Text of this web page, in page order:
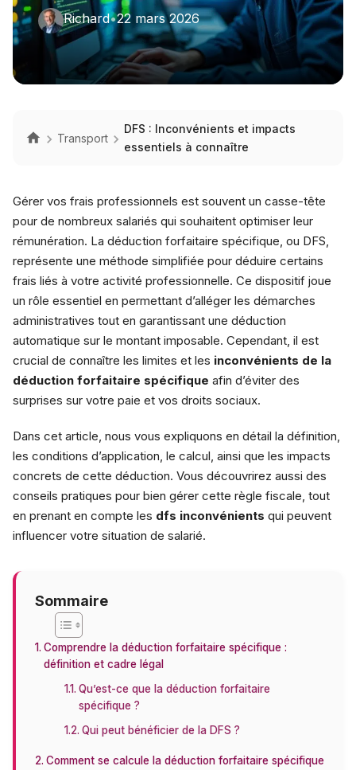
Richard•22 mars 2026
Transport
DFS : Inconvénients et impacts
essentiels à connaître
Gérer vos frais professionnels est souvent un casse-tête
pour de nombreux salariés qui souhaitent optimiser leur
rémunération. La déduction forfaitaire spécifique, ou DFS,
représente une méthode simplifiée pour déduire certains
frais liés à votre activité professionnelle. Ce dispositif joue
un rôle essentiel en permettant d’alléger les démarches
administratives tout en garantissant une déduction
automatique sur le montant imposable. Cependant, il est
crucial de connaître les limites et les inconvénients de la
déduction forfaitaire spécifique afin d’éviter des
surprises sur votre paie et vos droits sociaux.
Dans cet article, nous vous expliquons en détail la définition,
les conditions d’application, le calcul, ainsi que les impacts
concrets de cette déduction. Vous découvrirez aussi des
conseils pratiques pour bien gérer cette règle fiscale, tout
en prenant en compte les dfs inconvénients qui peuvent
influencer votre situation de salarié.
Sommaire
Comprendre la déduction forfaitaire spécifique :
définition et cadre légal
Qu’est-ce que la déduction forfaitaire
spécifique ?
Qui peut bénéficier de la DFS ?
Comment se calcule la déduction forfaitaire spécifique